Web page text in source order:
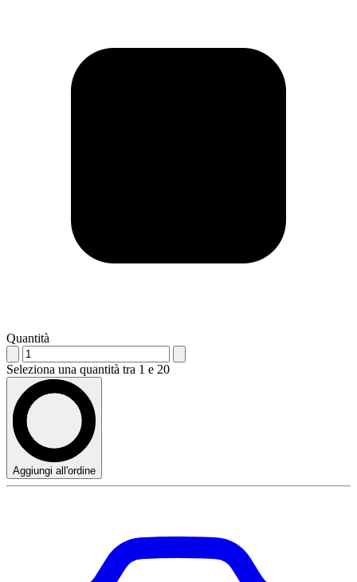
Quantità
Seleziona una quantità tra 1 e 20
Aggiungi all'ordine